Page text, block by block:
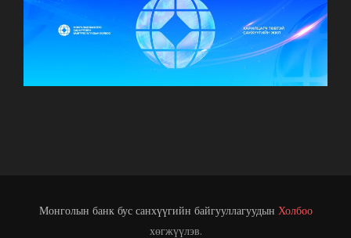
Монголын банк бус санхүүгийн байгууллагуудын Холбоо
хөгжүүлэв.